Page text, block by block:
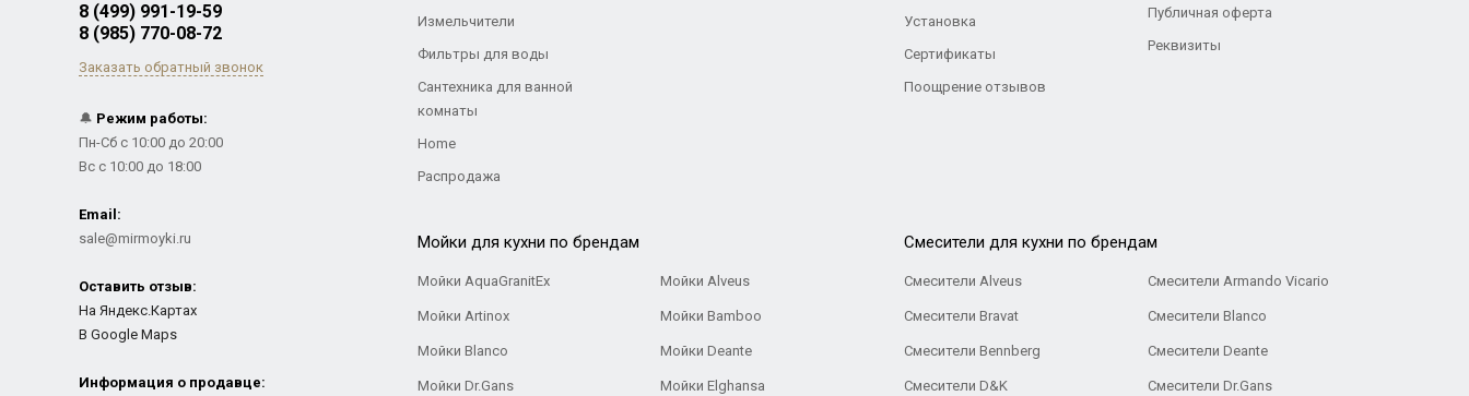
8 (499) 991-19-59
8 (985) 770-08-72
Заказать обратный звонок
🔔 Режим работы:
Пн-Сб с 10:00 до 20:00
Вс с 10:00 до 18:00
Email:
sale@mirmoyki.ru
Оставить отзыв:
На Яндекс.Картах
В Google Maps
Информация о продавце:
Измельчители
Фильтры для воды
Сантехника для ванной
комнаты
Home
Распродажа
Установка
Сертификаты
Поощрение отзывов
Публичная оферта
Реквизиты
Мойки для кухни по брендам
Мойки AquaGranitEx Мойки Alveus
Мойки Artinox Мойки Bamboo
Мойки Blanco Мойки Deante
Мойки Dr.Gans Мойки Elghansa
Cмесители для кухни по брендам
Смесители Alveus Смесители Armando Vicario
Смесители Bravat Смесители Blanco
Смесители Bennberg Смесители Deante
Смесители D&K Смесители Dr.Gans